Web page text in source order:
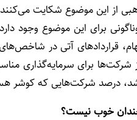
از این موضوع شکایت
برای این موضوع وجود
قراردادهای آتی در
درصد شرکت‌هایی که کوشر
چندان خوب نیست؟